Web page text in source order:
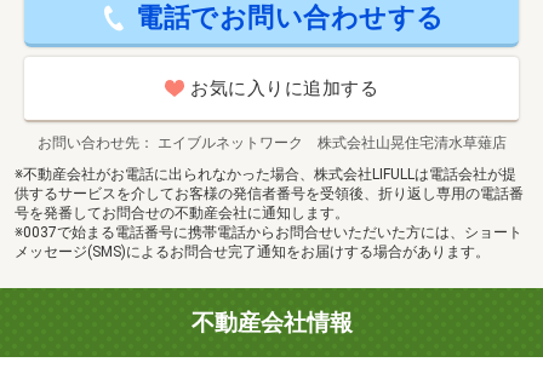
電話でお問い合わせする
お気に入りに追加する
お問い合わせ先
エイブルネットワーク 株式会社山晃住宅清水草薙店
※不動産会社がお電話に出られなかった場合、株式会社LIFULLは電話会社が提
供するサービスを介してお客様の発信者番号を受領後、折り返し専用の電話番
号を発番してお問合せの不動産会社に通知します。
※0037で始まる電話番号に携帯電話からお問合せいただいた方には、ショート
メッセージ(SMS)によるお問合せ完了通知をお届けする場合があります。
不動産会社情報